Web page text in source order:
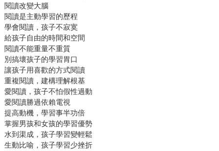
閱讀改變大腦
閱讀是主動學習的歷程
學會閱讀，孩子不寂寞
給孩子自由的時間和空間
閱讀不能重量不重質
別搞壞孩子的學習胃口
讓孩子用喜歡的方式閱讀
重複閱讀，建構理解根基
愛閱讀，孩子不怕假性過動
愛閱讀勝過依賴電視
提高動機，學習事半功倍
掌握男孩和女孩的學習優勢
水到渠成，孩子學習變輕鬆
生動比喻，孩子學習少挫折